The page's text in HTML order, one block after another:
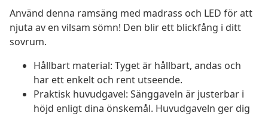
Använd denna ramsäng med madrass och LED för att
njuta av en vilsam sömn! Den blir ett blickfång i ditt
sovrum.
Hållbart material: Tyget är hållbart, andas och
har ett enkelt och rent utseende.
Praktisk huvudgavel: Sänggaveln är justerbar i
höjd enligt dina önskemål. Huvudgaveln ger dig